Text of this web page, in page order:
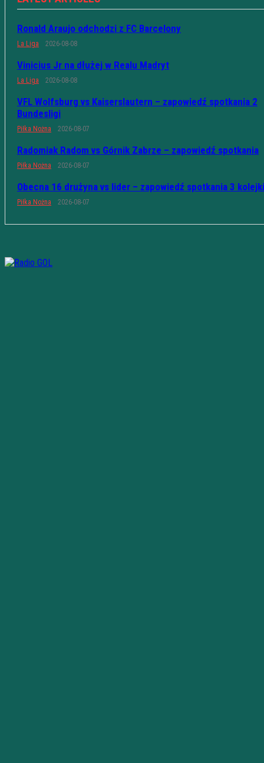
Ronald Araujo odchodzi z FC Barcelony
La Liga 2026-08-08
Vinicius Jr na dłużej w Realu Madryt
La Liga 2026-08-08
VFL Wolfsburg vs Kaiserslautern – zapowiedź spotkania 2
Bundesligi
Piłka Nożna 2026-08-07
Radomiak Radom vs Górnik Zabrze – zapowiedź spotkania
Piłka Nożna 2026-08-07
Obecna 16 drużyna vs lider – zapowiedź spotkania 3 kolejki
Piłka Nożna 2026-08-07